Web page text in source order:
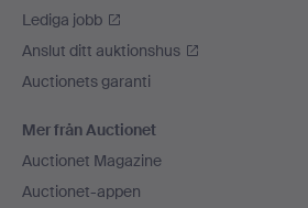
Lediga jobb
Anslut ditt auktionshus
Auctionets garanti
Mer från Auctionet
Auctionet Magazine
Auctionet-appen